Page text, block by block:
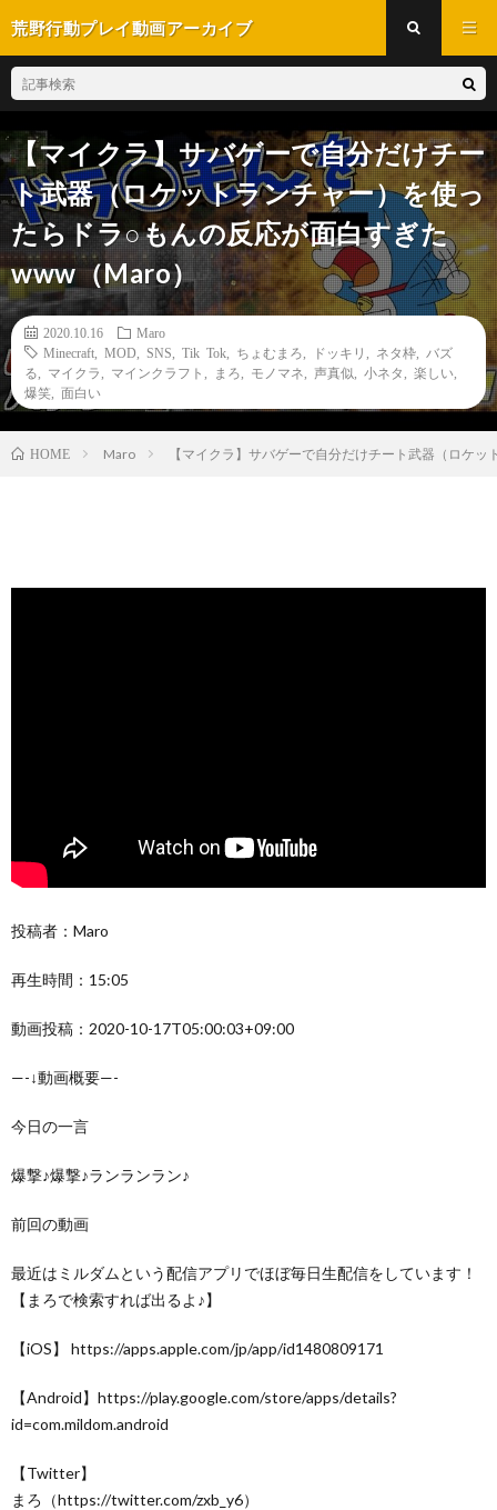
荒野行動プレイ動画アーカイブ
【マイクラ】サバゲーで自分だけチー
ト武器（ロケットランチャー）を使っ
たらドラ○もんの反応が面白すぎた
www（Maro）
2020.10.16
Maro
Minecraft
MOD SNS Tik Tok ちょむまろ ドッキリ ネタ枠
バズ
る
マイクラ マインクラフト まろ モノマネ 声真似 小ネタ 楽しい
爆笑
面白い
HOME Maro 【マイクラ】サバゲーで自分だけチート武器（ロケ
投稿者：Maro
再生時間：15:05
動画投稿：2020-10-17T05:00:03+09:00
—-↓動画概要—-
今日の一言
爆撃♪爆撃♪ランランラン♪
前回の動画
最近はミルダムという配信アプリでほぼ毎日生配信をしています！
【まろで検索すれば出るよ♪】
【iOS】 https://apps.apple.com/jp/app/id1480809171
【Android】https://play.google.com/store/apps/details?
id=com.mildom.android
【Twitter】
まろ（https://twitter.com/zxb_y6）